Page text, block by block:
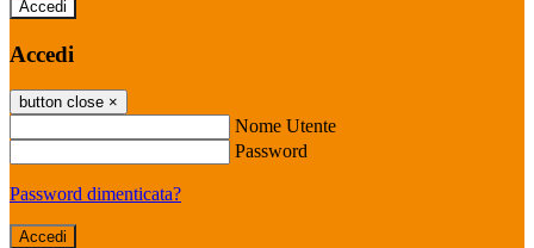
Accedi
Accedi
button close ×
Nome Utente
Password
Password dimenticata?